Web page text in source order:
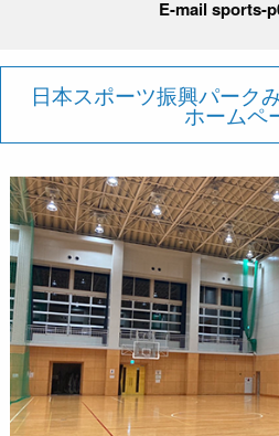
E-mail sports-
日本スポーツ振興パーク
ホームペ